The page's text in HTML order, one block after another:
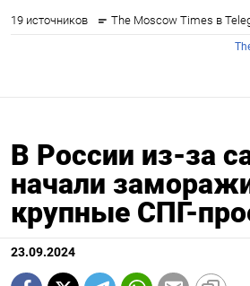
В России из-за
начали
крупные СПГ-
23.09.2024